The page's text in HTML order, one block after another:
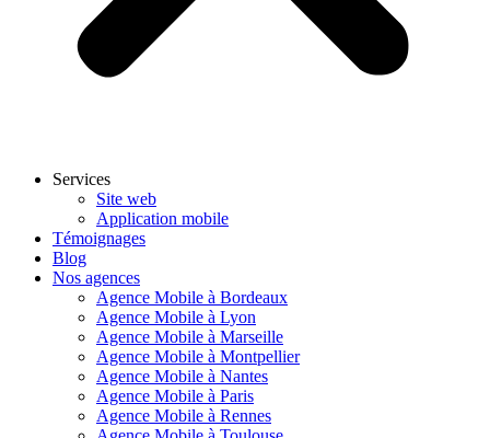
Services
Site web
Application mobile
Témoignages
Blog
Nos agences
Agence Mobile à Bordeaux
Agence Mobile à Lyon
Agence Mobile à Marseille
Agence Mobile à Montpellier
Agence Mobile à Nantes
Agence Mobile à Paris
Agence Mobile à Rennes